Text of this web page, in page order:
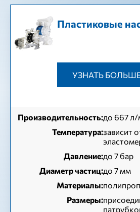
Пластиковые
УЗНАТЬ
Производительность:до 667
Температура:зависит
Давление:до 7 бар
Диаметр частиц:до 7 мм
Материалы:
Размеры: